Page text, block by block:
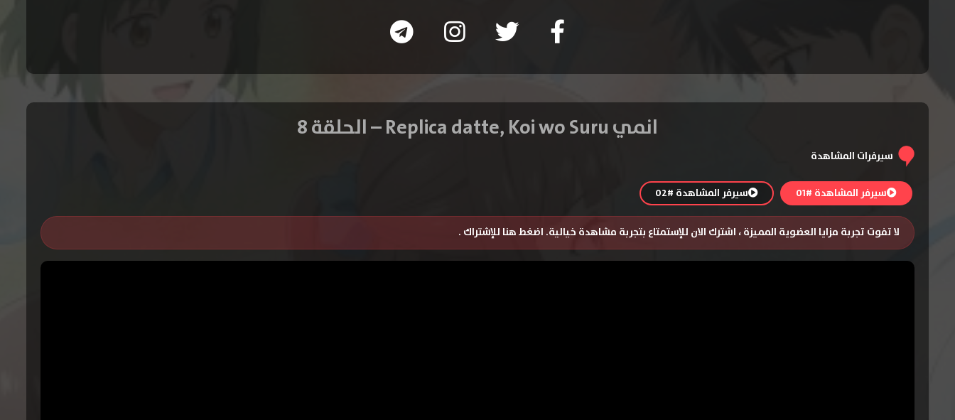
انمي Replica datte, Koi wo Suru – الحلقة 8
سيرفرات المشاهدة
سيرفر المشاهدة #01 سيرفر المشاهدة #02
لا تفوت تجربة مزايا العضوية المميزة ، اشترك الان للإستمتاع بتجربة مشاهدة خيالية. اضغط هنا للإشتراك .